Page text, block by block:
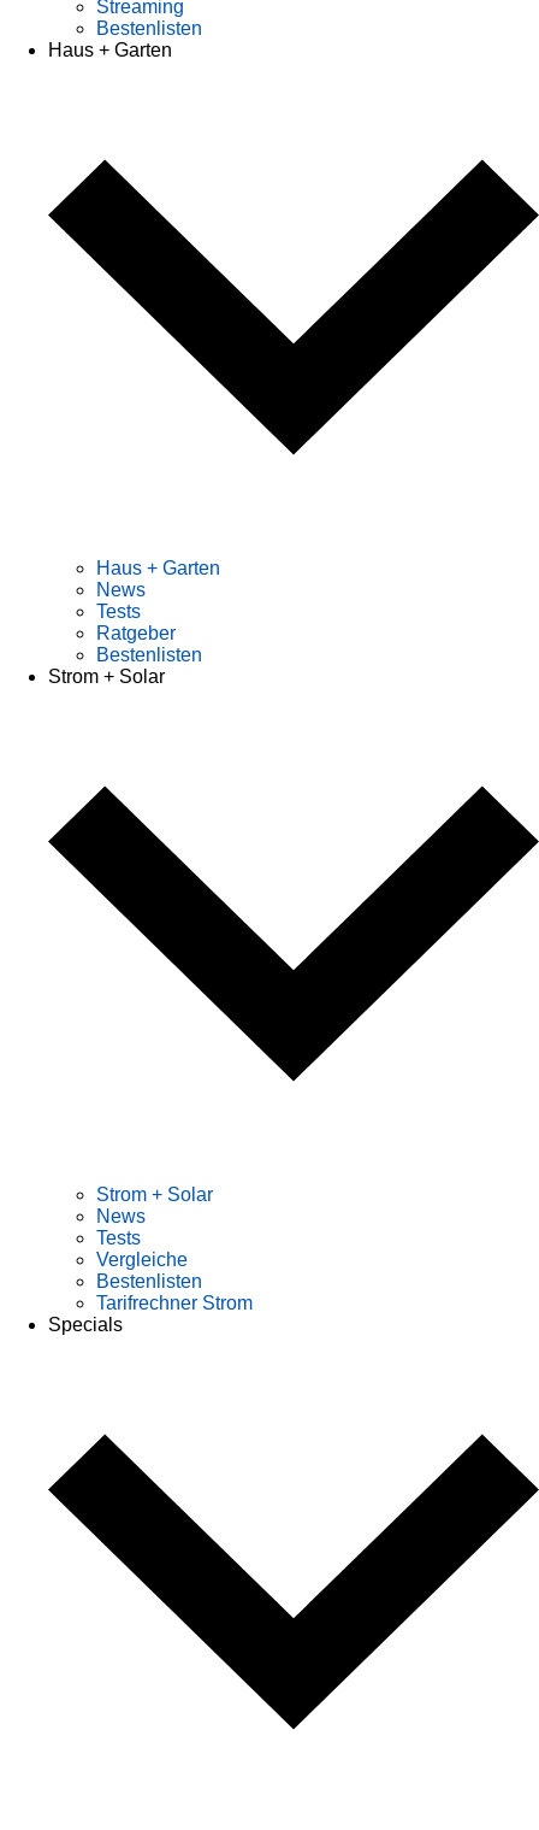
Streaming
Bestenlisten
Haus + Garten
Haus + Garten
News
Tests
Ratgeber
Bestenlisten
Strom + Solar
Strom + Solar
News
Tests
Vergleiche
Bestenlisten
Tarifrechner Strom
Specials